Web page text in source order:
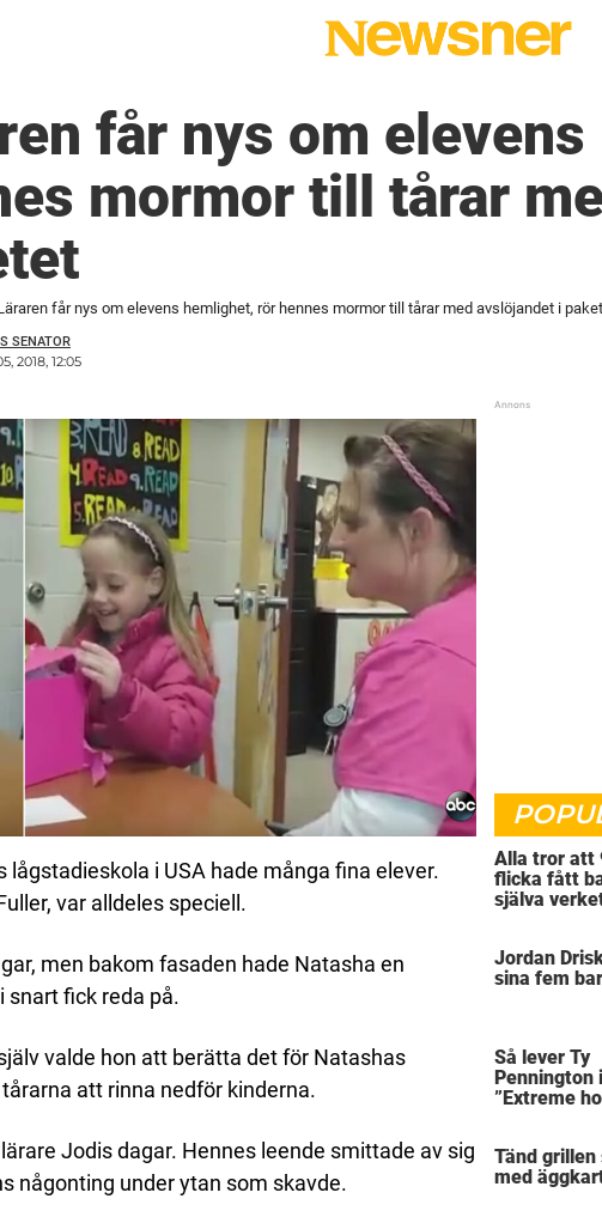
får nys om
mormor till tårar
får nys om elevens hemlighet, rör hennes mormor till tårar med avslöjandet i
SENATOR
2018, 12:05
i USA hade många fina elever.
var alldeles speciell.
men bakom fasaden hade Natasha en
snart fick reda på.
valde hon att berätta det för Natashas
att rinna nedför kinderna.
Jodis dagar. Hennes leende smittade av sig
någonting under ytan som skavde.
Alla tror att
flicka fått
själva
Jordan
sina fem
Så lever Ty
Pennington
”Extreme
Tänd grillen
med